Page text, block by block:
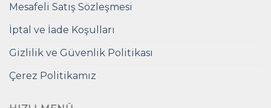
Mesafeli Satış Sözleşmesi
İptal ve İade Koşulları
Gizlilik ve Güvenlik Politikası
Çerez Politikamız